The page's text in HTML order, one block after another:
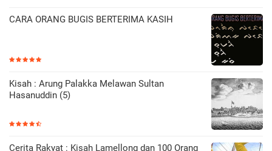
CARA ORANG BUGIS BERTERIMA KASIH
Kisah : Arung Palakka Melawan Sultan
Hasanuddin (5)
Cerita Rakyat : Kisah Lamellong dan 100 Orang